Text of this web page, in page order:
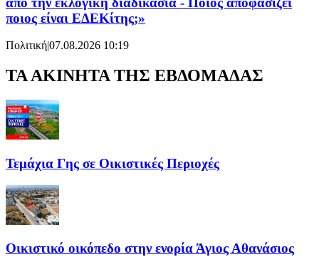
ποιος είναι ΕΔΕΚίτης;»
Πολιτική|07.08.2026 10:19
ΤΑ ΑΚΙΝΗΤΑ ΤΗΣ ΕΒΔΟΜΑΔΑΣ
Τεμάχια Γης σε Οικιστικές Περιοχές
Οικιστικό οικόπεδο στην ενορία Άγιος Αθανάσιος